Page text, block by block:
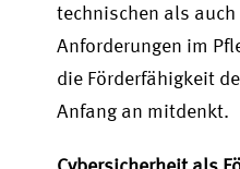
technischen als
Anforderungen im
die Förderfähigkeit
Anfang an mitdenkt.